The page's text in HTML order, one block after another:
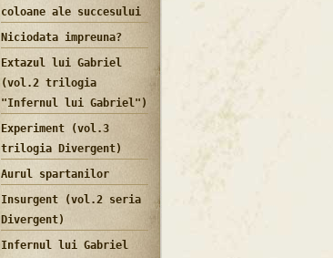
coloane ale succesului
Niciodata impreuna?
Extazul lui Gabriel
(vol.2 trilogia
"Infernul lui Gabriel")
Experiment (vol.3
trilogia Divergent)
Aurul spartanilor
Insurgent (vol.2 seria
Divergent)
Infernul lui Gabriel